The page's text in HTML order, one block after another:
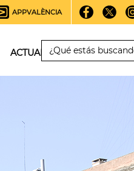
APPVALÈNCIA
ACTUALIDAD